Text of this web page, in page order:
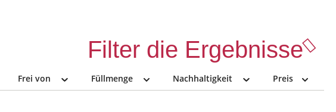
Filter die Ergebnisse
Frei von Füllmenge Nachhaltigkeit Preis